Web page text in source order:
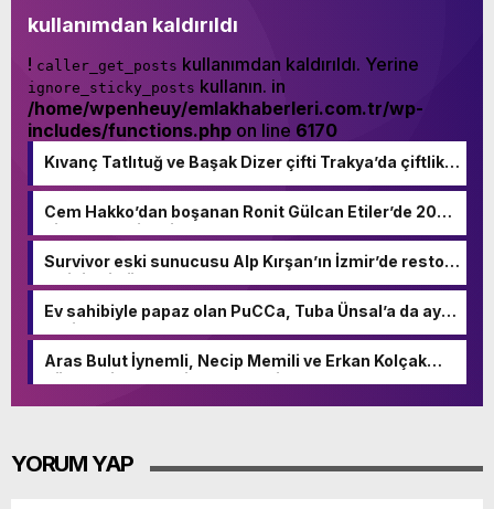
kullanımdan kaldırıldı
! caller_get_posts kullanımdan kaldırıldı. Yerine
ignore_sticky_posts kullanın. in
/home/wpenheuy/emlakhaberleri.com.tr/wp-
includes/functions.php on line 6170
Kıvanç Tatlıtuğ ve Başak Dizer çifti Trakya’da çiftlik
Cem Hakko’dan boşanan Ronit Gülcan Etiler’de 200
bin TL’ye daire kiraladı!
Survivor eski sunucusu Alp Kırşan’ın İzmir’de restore
ettiği evi görenler hayran kaldı!
Ev sahibiyle papaz olan PuCCa, Tuba Ünsal’a da aynı
şeyi yaşatmış!
Aras Bulut İynemli, Necip Memili ve Erkan Kolçak
Köstendil’e ‘belediye’ şoku: ‘Tiny house’ları kaldırıldı!
YORUM YAP